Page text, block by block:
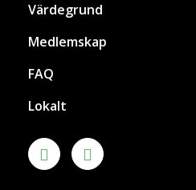
Värdegrund
Medlemskap
FAQ
Lokalt